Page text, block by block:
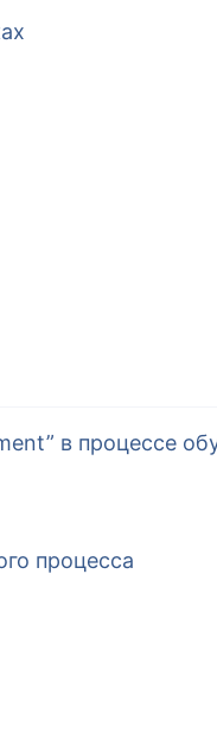
в процессе
процесса